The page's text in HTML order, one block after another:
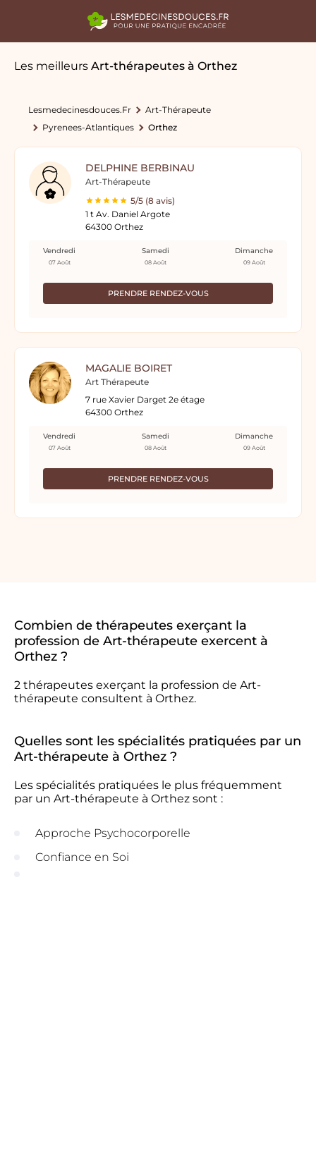
Les meilleurs Art-thérapeutes à Orthez
Lesmedecinesdouces.fr
Art-Thérapeute
Pyrenees-Atlantiques
Orthez
DELPHINE BERBINAU
Art-Thérapeute
5/5 (8 avis)
1 t Av. Daniel Argote
64300 Orthez
PRENDRE RENDEZ-VOUS
Vendredi
07 Août
Samedi
08 Août
Dimanche
09 Août
MAGALIE BOIRET
Art Thérapeute
7 rue Xavier Darget 2e étage
64300 Orthez
PRENDRE RENDEZ-VOUS
Vendredi
07 Août
Samedi
08 Août
Dimanche
09 Août
Combien de thérapeutes exerçant la
profession de Art-thérapeute exercent à
Orthez ?
2 thérapeutes exerçant la profession de Art-
thérapeute consultent à Orthez.
Quelles sont les spécialités pratiquées par un
Art-thérapeute à Orthez ?
Les spécialités pratiquées le plus fréquemment
par un Art-thérapeute à Orthez sont :
Approche Psychocorporelle
Confiance en Soi